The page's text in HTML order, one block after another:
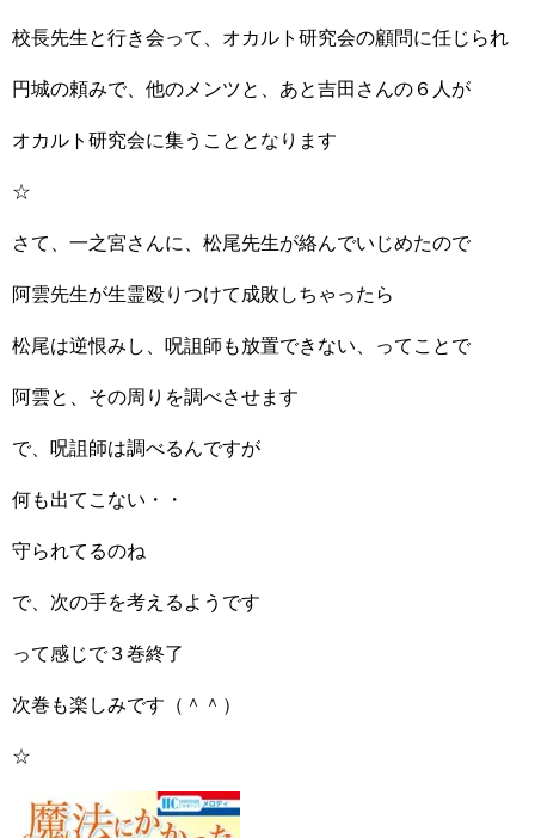
校長先生と行き会って、オカルト研究会の顧問に任じられ
円城の頼みで、他のメンツと、あと吉田さんの６人が
オカルト研究会に集うこととなります
☆
さて、一之宮さんに、松尾先生が絡んでいじめたので
阿雲先生が生霊殴りつけて成敗しちゃったら
松尾は逆恨みし、呪詛師も放置できない、ってことで
阿雲と、その周りを調べさせます
で、呪詛師は調べるんですが
何も出てこない・・
守られてるのね
で、次の手を考えるようです
って感じで３巻終了
次巻も楽しみです（＾＾）
☆